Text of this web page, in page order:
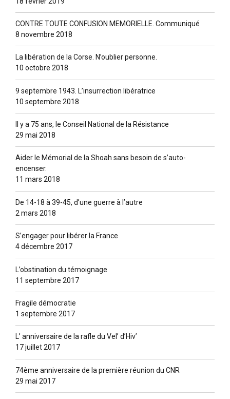
CONTRE TOUTE CONFUSION MEMORIELLE. Communiqué
8 novembre 2018
La libération de la Corse. N’oublier personne.
10 octobre 2018
9 septembre 1943. L’insurrection libératrice
10 septembre 2018
Il y a 75 ans, le Conseil National de la Résistance
29 mai 2018
Aider le Mémorial de la Shoah sans besoin de s’auto-
encenser.
11 mars 2018
De 14-18 à 39-45, d’une guerre à l’autre
2 mars 2018
S’engager pour libérer la France
4 décembre 2017
L’obstination du témoignage
11 septembre 2017
Fragile démocratie
1 septembre 2017
L’ anniversaire de la rafle du Vel’ d’Hiv’
17 juillet 2017
74ème anniversaire de la première réunion du CNR
29 mai 2017